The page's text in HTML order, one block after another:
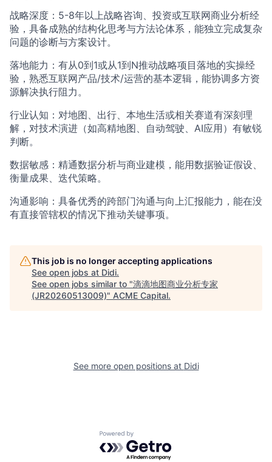
战略深度：5-8年以上战略咨询、投资或互联网商业分析经
验，具备成熟的结构化思考与方法论体系，能独立完成复杂
问题的诊断与方案设计。
落地能力：有从0到1或从1到N推动战略项目落地的实操经
验，熟悉互联网产品/技术/运营的基本逻辑，能协调多方资
源解决执行阻力。
行业认知：对地图、出行、本地生活或相关赛道有深刻理
解，对技术演进（如高精地图、自动驾驶、AI应用）有敏锐
判断。
数据敏感：精通数据分析与商业建模，能用数据验证假设、
衡量成果、迭代策略。
沟通影响：具备优秀的跨部门沟通与向上汇报能力，能在没
有直接管辖权的情况下推动关键事项。
This job is no longer accepting applications
See open jobs at Didi.
See open jobs similar to "滴滴地图商业分析专家
(JR20260513009)" ACME Capital.
See more open positions at Didi
Powered by Getro.com